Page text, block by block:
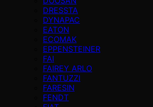
DRESSTA
DYNAPAC
EATON
ECOMAK
EPPENSTEINER
FAI
FAIREY ARLO
FANTUZZI
FARESIN
FENDT